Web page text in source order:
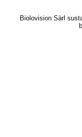
Biolovision Sàrl